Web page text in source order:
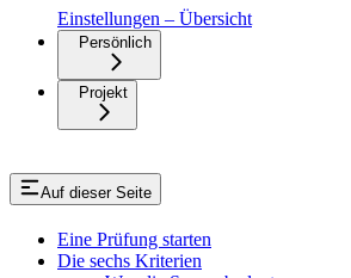
Einstellungen – Übersicht
Persönlich
Projekt
Auf dieser Seite
Eine Prüfung starten
Die sechs Kriterien